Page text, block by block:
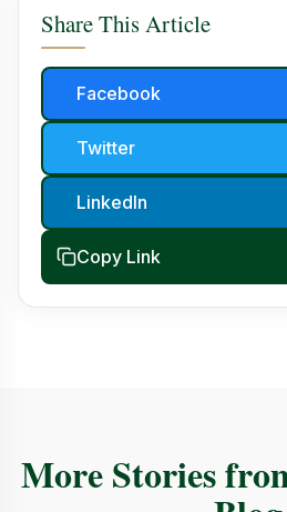
Share This Article
Facebook
Twitter
LinkedIn
Copy Link
More Stories